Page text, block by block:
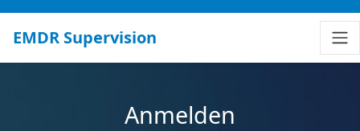
EMDR Supervision
Anmelden